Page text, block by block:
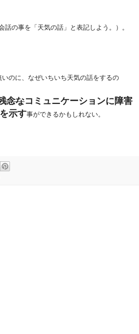
の事を「天気の話」と表記しよう。）。
のに、なぜいちいち天気の話をするの
念なコミュニケーションに障害
示す事ができるかもしれない。